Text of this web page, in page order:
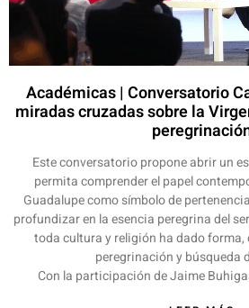
Académicas | Conversatorio
miradas cruzadas sobre la
Este conversatorio propone abrir un
permita comprender el papel
Guadalupe como símbolo de
profundizar en la esencia peregrina del
toda cultura y religión ha dado
peregrinación y búsqueda
Con la participación de Jaime